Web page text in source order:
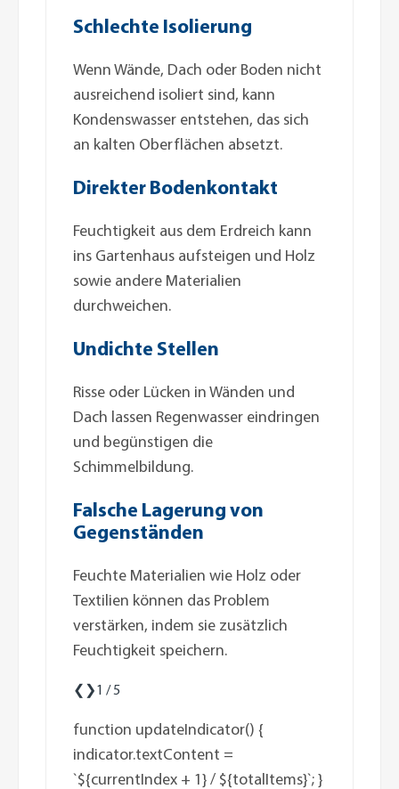
Schlechte Isolierung
Wenn Wände, Dach oder Boden nicht
ausreichend isoliert sind, kann
Kondenswasser entstehen, das sich
an kalten Oberflächen absetzt.
Direkter Bodenkontakt
Feuchtigkeit aus dem Erdreich kann
ins Gartenhaus aufsteigen und Holz
sowie andere Materialien
durchweichen.
Undichte Stellen
Risse oder Lücken in Wänden und
Dach lassen Regenwasser eindringen
und begünstigen die
Schimmelbildung.
Falsche Lagerung von
Gegenständen
Feuchte Materialien wie Holz oder
Textilien können das Problem
verstärken, indem sie zusätzlich
Feuchtigkeit speichern.
❮ ❯1 / 5
function updateIndicator() {
indicator.textContent =
`${currentIndex + 1} / ${totalItems}`; }